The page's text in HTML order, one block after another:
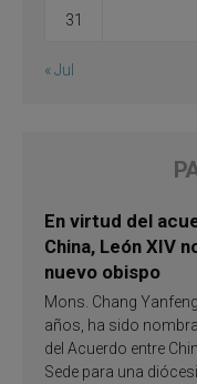
31
« Jul
En virtud del
China, León XIV
nuevo obispo
Mons. Chang
años, ha sido
del Acuerdo entre
Sede para una